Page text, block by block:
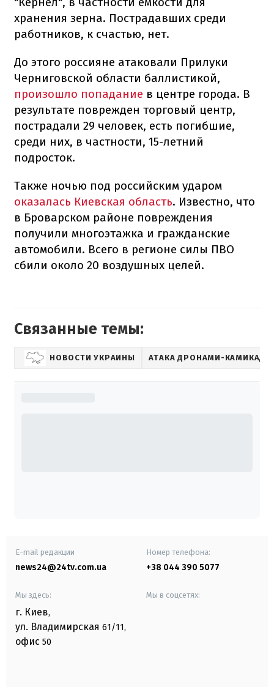
хранения зерна. Пострадавших среди
работников, к счастью, нет.
До этого россияне атаковали Прилуки
Черниговской области баллистикой,
произошло попадание в центре города. В
результате поврежден торговый центр,
пострадали 29 человек, есть погибшие,
среди них, в частности, 15-летний
подросток.
Также ночью под российским ударом
оказалась Киевская область. Известно, что
в Броварском районе повреждения
получили многоэтажка и гражданские
автомобили. Всего в регионе силы ПВО
сбили около 20 воздушных целей.
Связанные темы:
НОВОСТИ УКРАИНЫ АТАКА ДРОНАМИ-
E-mail редакции
news24@24tv.com.ua
Номер телефона:
+38 044 390 5077
Мы здесь:
г. Киев,
ул. Владимирская 61/11,
офис 50
Мы в соцсетях: